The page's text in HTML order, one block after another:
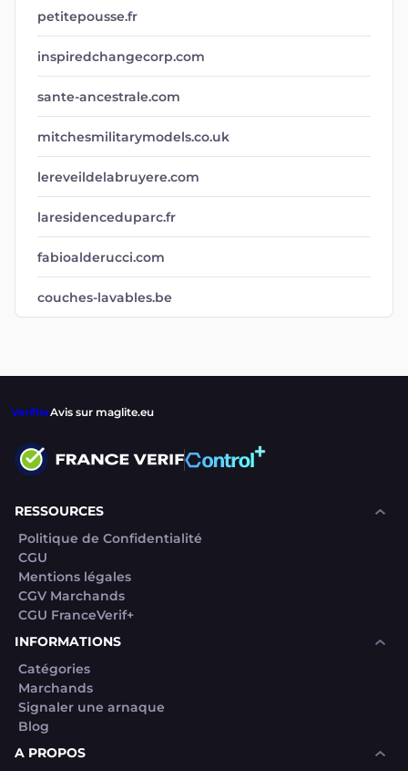
petitepousse.fr
inspiredchangecorp.com
sante-ancestrale.com
mitchesmilitarymodels.co.uk
lereveildelabruyere.com
laresidenceduparc.fr
fabioalderucci.com
couches-lavables.be
VerifierAvis sur maglite.eu
RESSOURCES
Politique de Confidentialité
CGU
Mentions légales
CGV Marchands
CGU FranceVerif+
INFORMATIONS
Catégories
Marchands
Signaler une arnaque
Blog
A PROPOS